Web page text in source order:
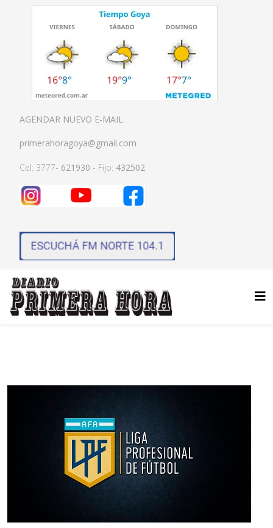
AGENDAR NUEVO E-MAIL
primerahoragoya@gmail.com
Cel: 3777- 621930 - Fijo: 432502